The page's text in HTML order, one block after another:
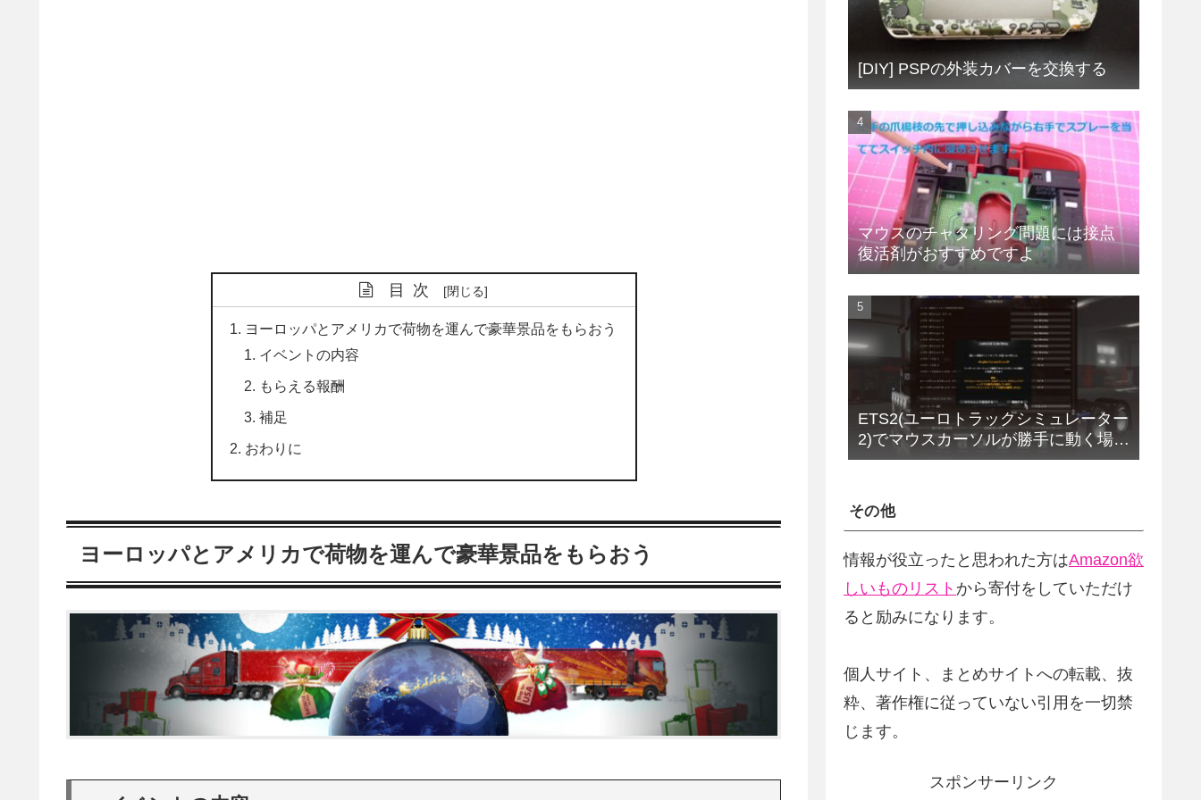
目次
ヨーロッパとアメリカで荷物を運んで豪華景品をもらおう
イベントの内容
もらえる報酬
補足
おわりに
ヨーロッパとアメリカで荷物を運んで豪華景品をもらおう
[DIY] PSPの外装カバーを交換する
マウスのチャタリング問題には接点
復活剤がおすすめですよ
ETS2(ユーロトラックシミュレーター
2)でマウスカーソルが勝手に動く場合
の解決法(改定版)
その他
情報が役立ったと思われた方はAmazon欲
しいものリスト から寄付をしていただけ
ると励みになります。
個人サイト、まとめサイトへの転載、抜
粋、著作権に従っていない引用を一切禁
じます。
スポンサーリンク